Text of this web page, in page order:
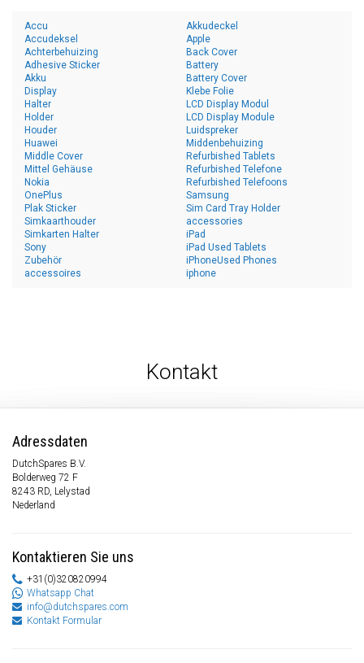
Accu
Accudeksel
Achterbehuizing
Adhesive Sticker
Akku
Akkudeckel
Apple
Back Cover
Battery
Battery Cover
Display
Halter
Holder
Houder
Huawei
Klebe Folie
LCD Display Modul
LCD Display Module
Luidspreker
Middenbehuizing
Middle Cover
Mittel Gehäuse
Nokia
OnePlus
Plak Sticker
Refurbished Tablets
Refurbished Telefone
Refurbished Telefoons
Samsung
Sim Card Tray Holder
Simkaarthouder
Simkarten Halter
Sony
Zubehör
accessoires
accessories
iPad
iPad Used Tablets
iPhoneUsed Phones
iphone
Kontakt
Adressdaten
DutchSpares B.V.
Bolderweg 72 F
8243 RD, Lelystad
Nederland
Kontaktieren Sie uns
+31(0)320820994
Whatsapp Chat
info@dutchspares.com
Kontakt Formular